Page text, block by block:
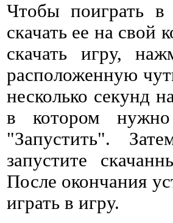
Чтобы поиграть в
скачать ее на свой
скачать игру,
расположенную
несколько секунд
в котором
"Запустить".
запустите
После окончания
играть в игру.